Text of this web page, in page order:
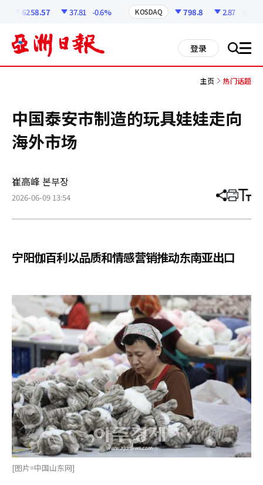
6258.57 37.81 -0.6% KOSDAQ 798.8 2.87 -0.36%
登录 搜 all
主页 热门话题
中国泰安市制造的玩具娃娃走向
海外市场
崔高峰 본부장
2026-06-09 13:54 分
章
打 调
小
宁阳伽百利以品质和情感营销推动东南亚出口
[图片=中国山东网]